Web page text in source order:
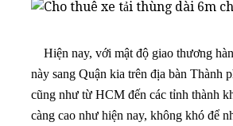
Hiện nay, với mật độ giao thương
này sang Quận kia trên địa bàn Thành
cũng như từ HCM đến các tỉnh thành
càng cao như hiện nay, không khó để